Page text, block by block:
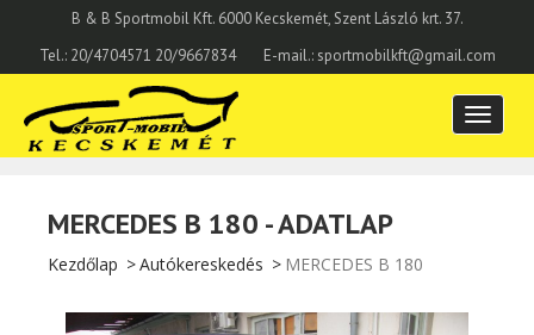
B & B Sportmobil Kft. 6000 Kecskemét, Szent László krt. 37.
Tel.: 20/4704571 20/9667834
E-mail.: sportmobilkft@gmail.com
Toggle
navigation
MERCEDES B 180 - ADATLAP
Kezdőlap Autókereskedés MERCEDES B 180